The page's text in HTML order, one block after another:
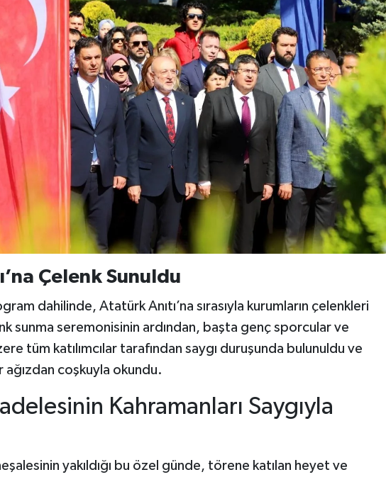
Çelenk Sunuldu
dahilinde, Atatürk Anıtı’na sırasıyla kurumların çelenkleri
sunma seremonisinin ardından, başta genç sporcular ve
tüm katılımcılar tarafından saygı duruşunda bulunuldu ve
ağızdan coşkuyla okundu.
Kahramanları Saygıyla
yakıldığı bu özel günde, törene katılan heyet ve